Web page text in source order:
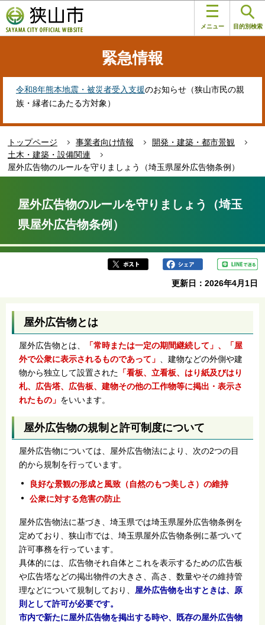
の
ペ
す
メニュー 目的別検索
緊急情報
令和8年熊本地震・被災者受入支援のお知らせ（狭山市民の親
族・縁者にあたる方対象）
トップページ 事業者向け情報
開発・建築・都市景観
土木・建築・設備関連
屋外広告物のルールを守りましょう（埼玉県屋外広告物条例）
ら
屋外広告物のルールを守りましょう（埼玉
県屋外広告物条例）
更新日：2026年4月1日
屋外広告物とは
屋外広告物とは、
「常時または一定の期間継続して」、「屋
外で公衆に表示されるものであって」 、建物などの外側や建
物から独立して設置された 「看板、立看板、はり紙及びはり
札、広告塔、広告板、建物その他の工作物等に掲出・表示さ
れたもの」 をいいます。
屋外広告物の規制と許可制度について
屋外広告物については、屋外広告物法により、次の2つの目
的から規制を行っています。
良好な景観の形成と風致（自然のもつ美しさ）の維持
公衆に対する危害の防止
屋外広告物法に基づき、埼玉県では埼玉県屋外広告物条例を
定めており、狭山市では、埼玉県屋外広告物条例に基づいて
許可事務を行っています。
具体的には、広告物それ自体とこれを表示するための広告板
や広告塔などの掲出物件の大きさ、高さ、数量やその維持管
理などについて規制しており、 屋外広告物を出すときは、原
則として許可が必要です。
市内で新たに屋外広告物を掲出する時や、既存の屋外広告物